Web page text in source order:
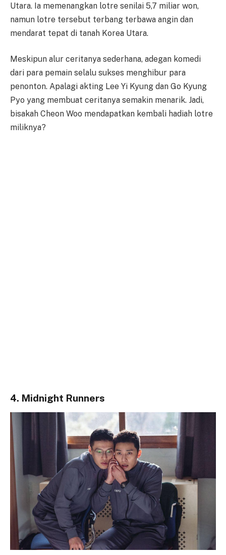
Utara. Ia memenangkan lotre senilai 5,7 miliar won,
namun lotre tersebut terbang terbawa angin dan
mendarat tepat di tanah Korea Utara.
Meskipun alur ceritanya sederhana, adegan komedi
dari para pemain selalu sukses menghibur para
penonton. Apalagi akting Lee Yi Kyung dan Go Kyung
Pyo yang membuat ceritanya semakin menarik. Jadi,
bisakah Cheon Woo mendapatkan kembali hadiah lotre
miliknya?
4. Midnight Runners